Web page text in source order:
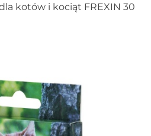
kotów i kociąt FREXIN 30